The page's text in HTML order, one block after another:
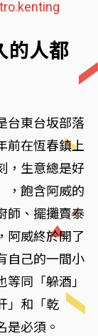
的人都
台東台坂部落
前在恆春鎮上
，生意總是好
，飽含阿威的
師、擺攤賣泰
阿威終於開了
自己的一間小
同「躲酒」
」和「乾
是必須。